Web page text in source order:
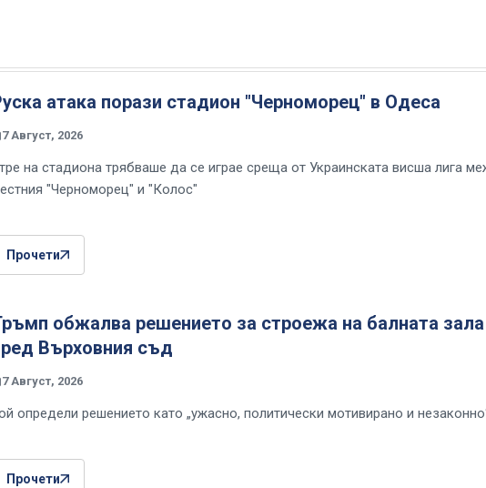
атака порази стадион "Черноморец" в Одеса
7 Август, 2026
на стадиона трябваше да се играе среща от Украинската висша лига
"Черноморец" и "Колос"
Прочети
обжалва решението за строежа на балната зала
Върховния съд
7 Август, 2026
определи решението като „ужасно, политически мотивирано и
Прочети